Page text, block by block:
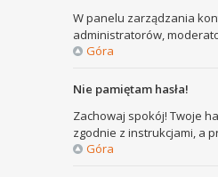
W panelu zarządzania
administratorów,
Góra
Nie pamiętam hasła!
Zachowaj spokój! Twoje
zgodnie z instrukcjami, a
Góra